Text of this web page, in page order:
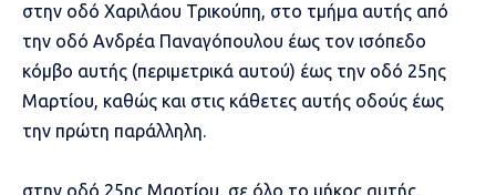
στην οδό Χαριλάου Τρικούπη, στο τμήμα αυτής από
την οδό Ανδρέα Παναγόπουλου έως τον ισόπεδο
κόμβο αυτής (περιμετρικά αυτού) έως την οδό 25ης
Μαρτίου, καθώς και στις κάθετες αυτής οδούς έως
την πρώτη παράλληλη.
στην οδό 25ης Μαρτίου, σε όλο το μήκος αυτής.